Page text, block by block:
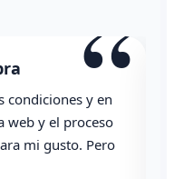
“
condiciones y en
web y el proceso
mi gusto. Pero